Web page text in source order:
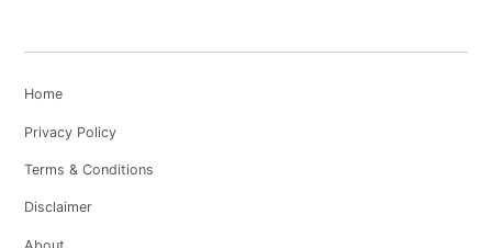
Home
Privacy Policy
Terms & Conditions
Disclaimer